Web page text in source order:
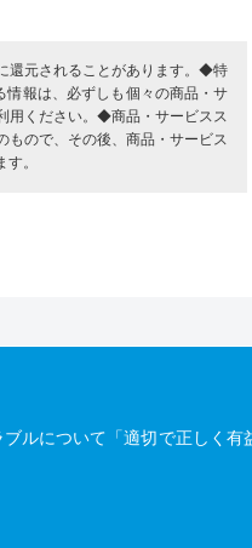
還元されることがあります。◆特
報は、必ずしも個々の商品・サ
用ください。◆商品・サービスス
ので、その後、商品・サービス
。
について「適切で正しく有